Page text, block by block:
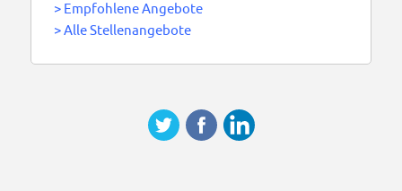
> Empfohlene Angebote
>Alle Stellenangebote